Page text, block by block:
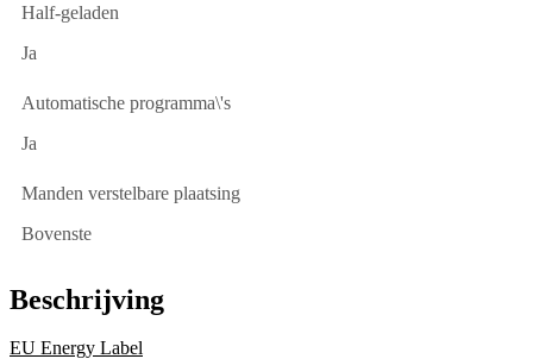
Half-geladen
Ja
Automatische programma\'s
Ja
Manden verstelbare plaatsing
Bovenste
Beschrijving
EU Energy Label